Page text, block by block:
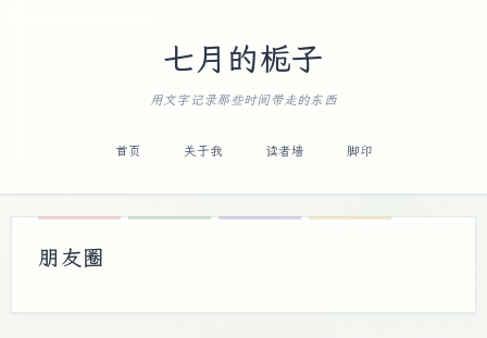
七月的栀子
用文字记录那些时间带走的东西
首页 关于我 读者墙 脚印
朋友圈